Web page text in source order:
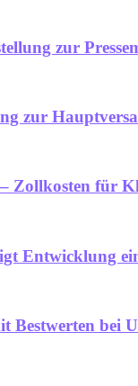
zur
zur
Zollkosten für
Entwicklung
Bestwerten bei